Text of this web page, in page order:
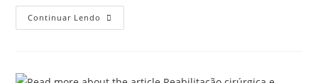
Continuar Lendo